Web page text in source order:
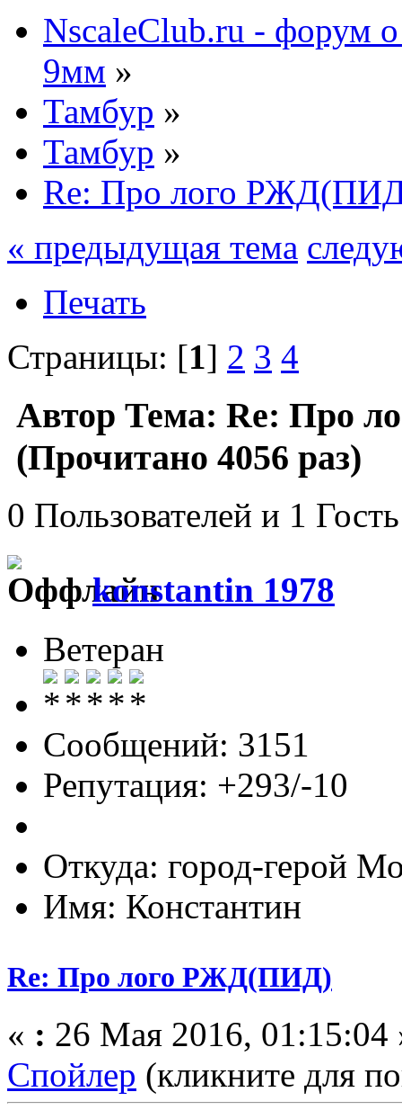
NscaleClub.ru - форум
9мм »
Тамбур »
Тамбур »
Re: Про лого
« предыдущая тема
Печать
Страницы: [1] 2 3 4
Автор Тема: Re: Про
(Прочитано 4056 раз)
0 Пользователей и 1
konstantin 1978
Ветеран
Сообщений: 3151
Репутация: +293/-10
Откуда: город-герой
Имя: Константин
Re: Про лого РЖД(ПИД)
« : 26 Мая 2016, 01:15:04
Спойлер (кликните для